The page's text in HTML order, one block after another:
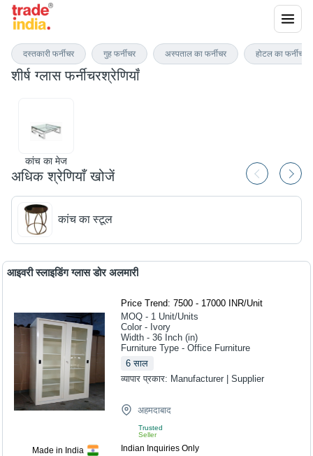
शीर्ष ग्लास फर्नीचरश्रेणियाँ
कांच का मेज
अधिक श्रेणियाँ खोजें
कांच का स्टूल
Made in India
आइवरी स्लाइडिंग ग्लास डोर अलमारी
Price Trend: 7500 - 17000 INR/Unit
MOQ - 1 Unit/Units
Color - Ivory
Width - 36 Inch (in)
Furniture Type - Office Furniture
6 साल
व्यापार प्रकार: Manufacturer | Supplier
अहमदाबाद
Trusted
Seller
Indian Inquiries Only
दस्तकारी फर्नीचर गुह फर्नीचर अस्पताल का फर्नीचर होटल का फर्नीचर